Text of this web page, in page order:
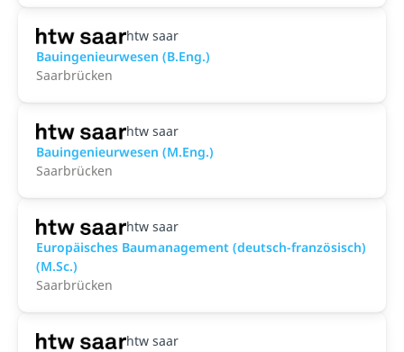
htw saar
Bauingenieurwesen (B.Eng.)
Saarbrücken
htw saar
Bauingenieurwesen (M.Eng.)
Saarbrücken
htw saar
Europäisches Baumanagement (deutsch-französisch)
(M.Sc.)
Saarbrücken
htw saar